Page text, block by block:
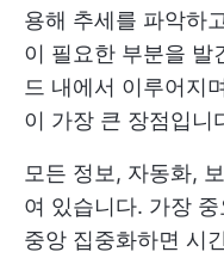
용해 추세를 파악하
이 필요한 부분을 발
드 내에서 이루어지
이 가장 큰 장점입니
모든 정보, 자동화,
여 있습니다. 가장
중앙 집중화하면 시